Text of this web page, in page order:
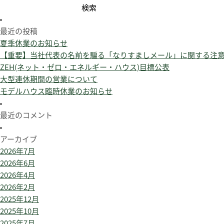
索:
最近の投稿
夏季休業のお知らせ
【重要】当社代表の名前を騙る「なりすましメール」に関する注
ZEH(ネット・ゼロ・エネルギー・ハウス)目標公表
大型連休期間の営業について
モデルハウス臨時休業のお知らせ
最近のコメント
アーカイブ
2026年7月
2026年6月
2026年4月
2026年2月
2025年12月
2025年10月